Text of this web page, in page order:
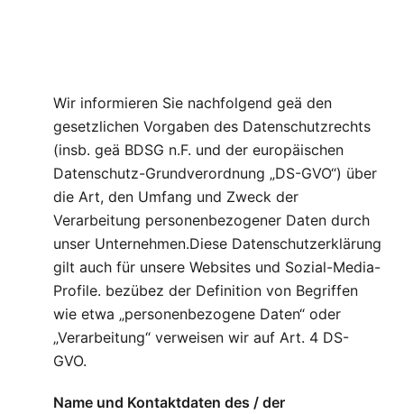
Wir informieren Sie nachfolgend geä den
gesetzlichen Vorgaben des Datenschutzrechts
(insb. geä BDSG n.F. und der europäischen
Datenschutz-Grundverordnung „DS-GVO“) über
die Art, den Umfang und Zweck der
Verarbeitung personenbezogener Daten durch
unser Unternehmen.Diese Datenschutzerklärung
gilt auch für unsere Websites und Sozial-Media-
Profile. bezübez der Definition von Begriffen
wie etwa „personenbezogene Daten“ oder
„Verarbeitung“ verweisen wir auf Art. 4 DS-
GVO.
Name und Kontaktdaten des / der